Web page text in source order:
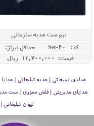
نیم ست هدیه سازمانی
کد: Set-40
حداقل تيراژ: 20
قیمت: 12,700,000 ريال
هدایای تبلیغاتی | هدیه تبلیغاتی |
هدایای مدیریتی | فلش مموری | ست
لیوان